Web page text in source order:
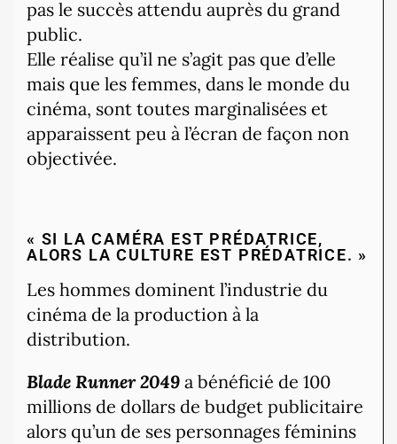
pas le succès attendu auprès du grand
public.
Elle réalise qu’il ne s’agit pas que d’elle
mais que les femmes, dans le monde du
cinéma, sont toutes marginalisées et
apparaissent peu à l’écran de façon non
objectivée.
« SI LA CAMÉRA EST PRÉDATRICE,
ALORS LA CULTURE EST PRÉDATRICE. »
Les hommes dominent l’industrie du
cinéma de la production à la
distribution.
Blade Runner 2049 a bénéficié de 100
millions de dollars de budget publicitaire
alors qu’un de ses personnages féminins